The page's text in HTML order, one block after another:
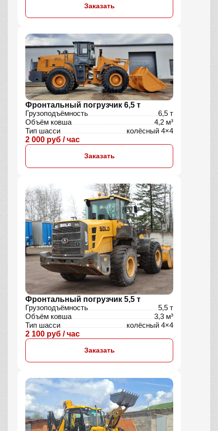
Заказать
Фронтальный погрузчик 6,5 т
Грузоподъёмность
6,5 т
Объём ковша
4,2 м³
Тип шасси
колёсный 4×4
2 000 руб / час
Заказать
Фронтальный погрузчик 5,5 т
Грузоподъёмность
5,5 т
Объём ковша
3,3 м³
Тип шасси
колёсный 4×4
2 100 руб / час
Заказать